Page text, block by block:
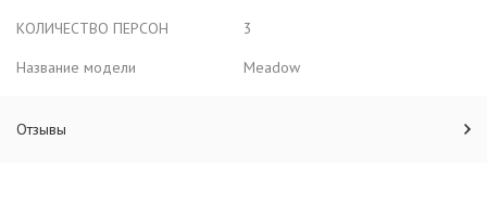
КОЛИЧЕСТВО ПЕРСОН
3
Название модели
Meadow
Отзывы